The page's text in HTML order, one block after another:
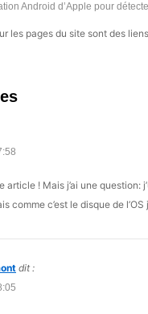
Android d’Apple pour
les pages du site sont des
article ! Mais j’ai une question:
comme c’est le disque de
dit :